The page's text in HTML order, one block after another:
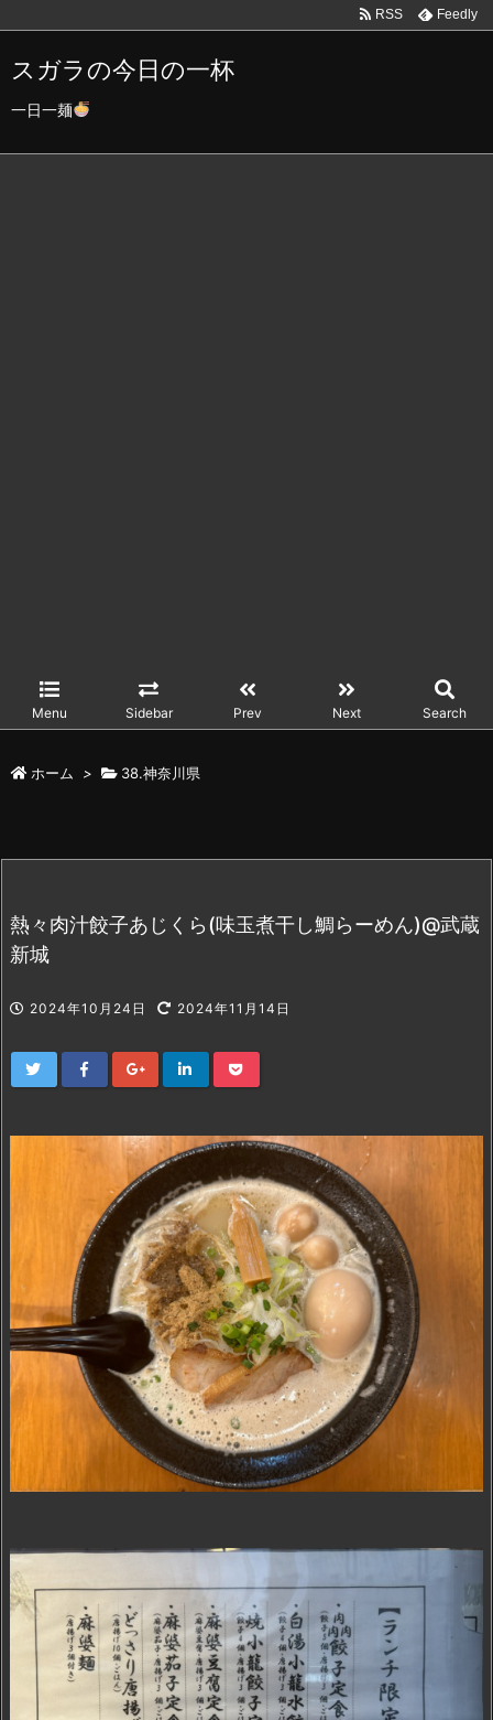
スガラの今日の一杯
一日一麺
Menu Sidebar Prev Next Search
RSS Feedly
ホーム > 38.神奈川県
熱々肉汁餃子あじくら(味玉煮干し鯛らーめん)@武蔵
新城
2024年10月24日 2024年11月14日